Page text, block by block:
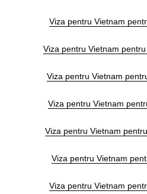
Viza pentru Vietnam
Viza pentru Vietnam
Viza pentru Vietnam
Viza pentru Vietnam
Viza pentru Vietnam
Viza pentru Vietnam
Viza pentru Vietnam